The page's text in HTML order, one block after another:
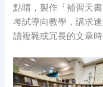
點睛，製作「補習天
考試導向教學，講求
讀複雜或冗長的文章